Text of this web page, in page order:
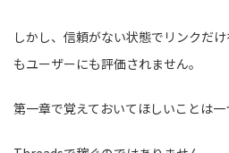
しかし、信頼がない状態でリンクだ
もユーザーにも評価されません。
第一章で覚えておいてほしいことは一